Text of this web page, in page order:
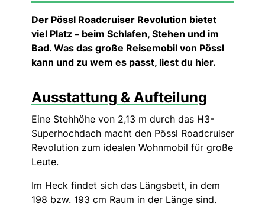
Der Pössl Roadcruiser Revolution bietet
viel Platz – beim Schlafen, Stehen und im
Bad. Was das große Reisemobil von Pössl
kann und zu wem es passt, liest du hier.
Ausstattung & Aufteilung
Eine Stehhöhe von 2,13 m durch das H3-
Superhochdach macht den Pössl Roadcruiser
Revolution zum idealen Wohnmobil für große
Leute.
Im Heck findet sich das Längsbett, in dem
198 bzw. 193 cm Raum in der Länge sind.